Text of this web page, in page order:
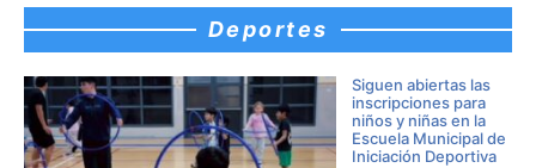
Deportes
Siguen abiertas las
inscripciones para
niños y niñas en la
Escuela Municipal de
Iniciación Deportiva